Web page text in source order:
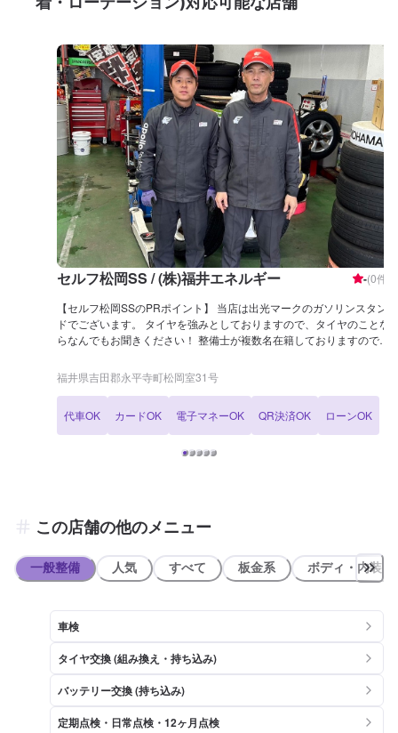
セルフ松岡SS / (株)福井エネルギー -(0件)
【セルフ松岡SSのPRポイント】 当店は出光マークのガソリンスタン
ドでございます。 タイヤを強みとしておりますので、タイヤのことな
らなんでもお聞きください！ 整備士が複数名在籍しておりますので、
9：00〜18：00 給油営業時間：7：00〜20：00 【サービスルームに
ついて】 ✅トイレ ✅自販機 ✅椅子 【アクセス】 当店は勝山街道を直
福井県吉田郡永平寺町松岡室31号
代車OK カードOK 電子マネーOK QR決済OK ローンOK
この店舗の他のメニュー
一般整備 人気 すべて 板金系 ボディ・内装
車検
タイヤ交換 (組み換え・持ち込み)
バッテリー交換 (持ち込み)
定期点検・日常点検・12ヶ月点検